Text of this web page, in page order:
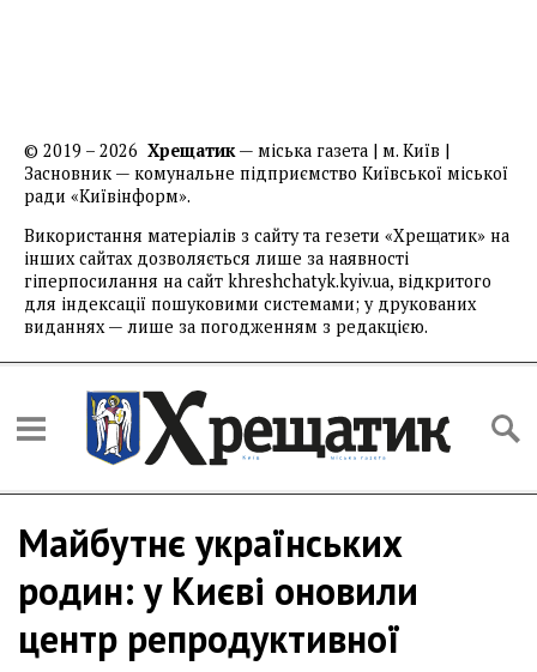
© 2019 – 2026 Хрещатик— міська газета | м. Київ |
Засновник — комунальне підприємство Київської міської
ради «Київінформ».
Використання матеріалів з сайту та гезети «Хрещатик» на
інших сайтах дозволяється лише за наявності
гіперпосилання на сайт khreshchatyk.kyiv.ua, відкритого
для індексації пошуковими системами; у друкованих
виданнях — лише за погодженням з редакцією.
Майбутнє українських
родин: у Києві оновили
центр репродуктивної